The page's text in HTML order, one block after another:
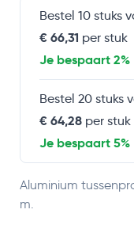
Bestel 10 stuks
€ 66,31 per stuk
Je bespaart 2%
Bestel 20 stuks
€ 64,28 per stuk
Je bespaart 5%
Aluminium
m.